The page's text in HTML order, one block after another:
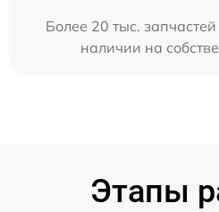
Более 20 тыс.
наличии на
Этапы